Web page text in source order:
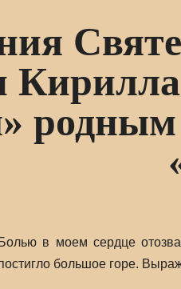
Болью в моем сердце
большое горе.